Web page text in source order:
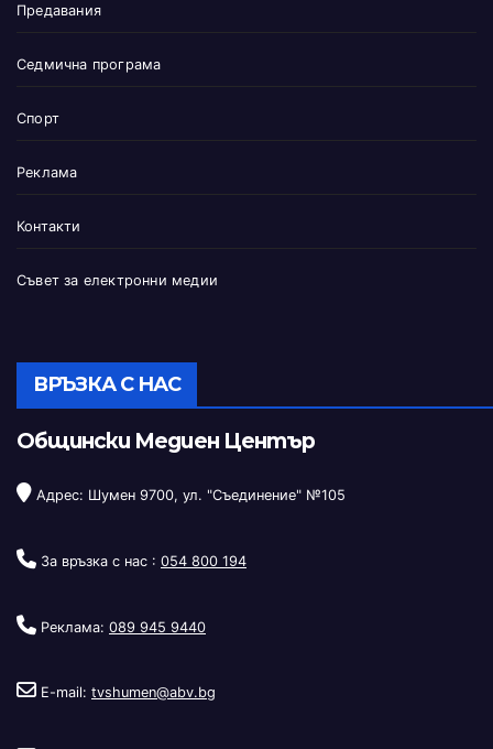
Предавания
Седмична програма
Спорт
Реклама
Контакти
Съвет за електронни медии
ВРЪЗКА С НАС
Общински Медиен Център
Адрес: Шумен 9700, ул. "Съединение" №105
За връзка с нас : 054 800 194
Реклама: 089 945 9440
E-mail: tvshumen@abv.bg